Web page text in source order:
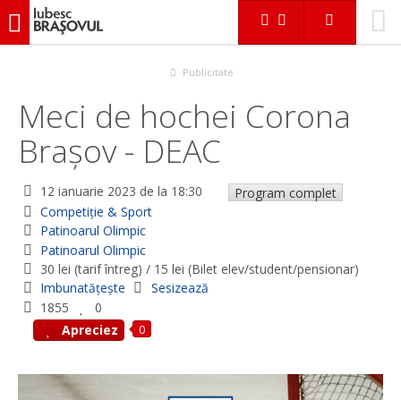
iubescbraşovul.ro
Meci de hochei Corona Brașov - DEAC
Publicitate
Meci de hochei Corona
Brașov - DEAC
12 ianuarie 2023 de la 18:30
Program complet
Competiţie & Sport
Patinoarul Olimpic
Patinoarul Olimpic
30 lei (tarif întreg) / 15 lei (Bilet elev/student/pensionar)
Imbunatățește
Sesizează
1855
0
Apreciez
0